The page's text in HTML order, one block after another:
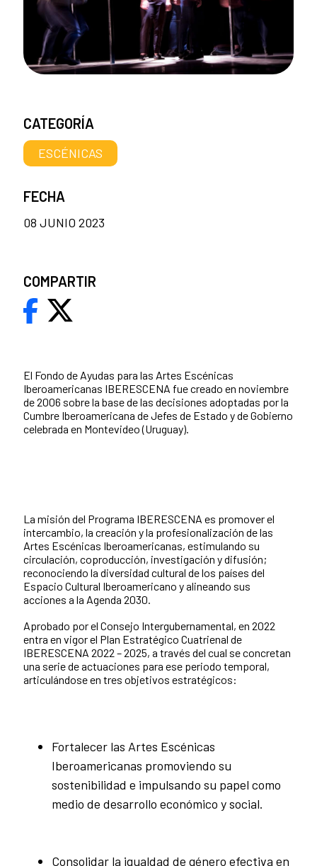
El Fondo de Ayudas para las Artes Escénicas
Iberoamericanas IBERESCENA fue creado en noviembre
de 2006 sobre la base de las decisiones adoptadas por la
Cumbre Iberoamericana de Jefes de Estado y de Gobierno
celebrada en Montevideo (Uruguay).
La misión del Programa IBERESCENA es promover el
intercambio, la creación y la profesionalización de las
Artes Escénicas Iberoamericanas, estimulando su
circulación, coproducción, investigación y difusión;
reconociendo la diversidad cultural de los países del
Espacio Cultural Iberoamericano y alineando sus
acciones a la Agenda 2030.
Aprobado por el Consejo Intergubernamental, en 2022
entra en vigor el Plan Estratégico Cuatrienal de
IBERESCENA 2022 – 2025, a través del cual se concretan
una serie de actuaciones para ese periodo temporal,
articulándose en tres objetivos estratégicos:
Fortalecer las Artes Escénicas
Iberoamericanas promoviendo su
sostenibilidad e impulsando su papel como
medio de desarrollo económico y social.
Consolidar la igualdad de género efectiva en
CATEGORÍA
ESCÉNICAS
FECHA
08 JUNIO 2023
COMPARTIR